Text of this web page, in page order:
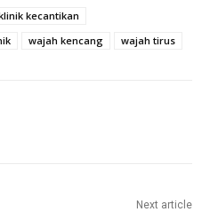
kecantikan
wajah kencang wajah tirus
Next article